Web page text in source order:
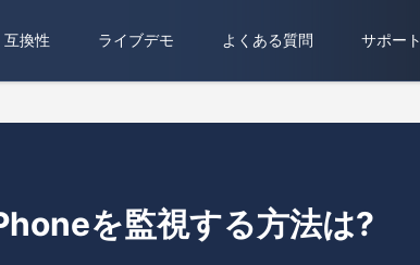
互換性 ライブデモ よくある質問 サポート
を監視する方法は?